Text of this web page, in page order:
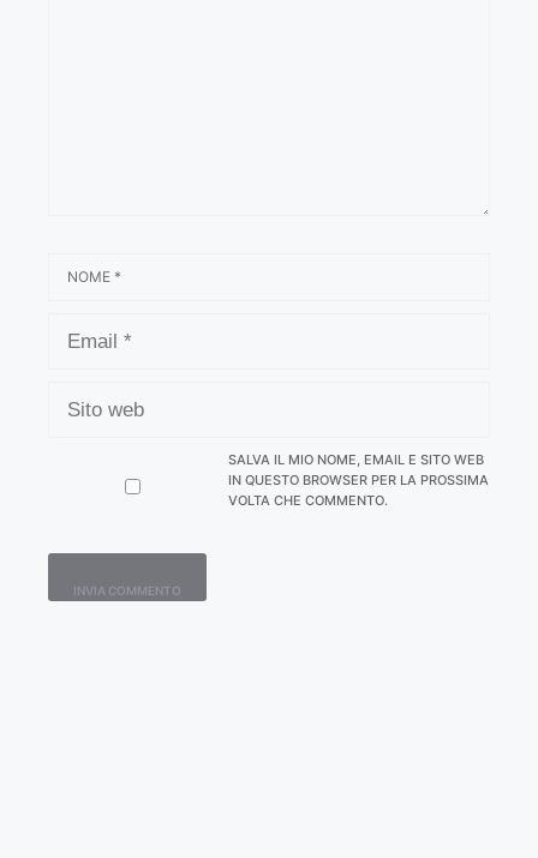
WEB
SALVA IL MIO NOME, EMAIL E SITO WEB
IN QUESTO BROWSER PER LA PROSSIMA
VOLTA CHE COMMENTO.